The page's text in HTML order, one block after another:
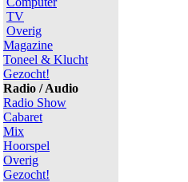
TV
Overig
Magazine
Toneel & Klucht
Gezocht!
Radio / Audio
Radio Show
Cabaret
Mix
Hoorspel
Overig
Gezocht!